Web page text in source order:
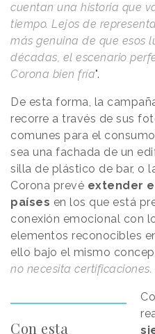
cuentan una historia que
tiempo. Lejos de
más genuina de que esos
décadas, el escenario
Corona bien fría".
De esta forma, la
recorre a través de sus
comunes para el
sea una fachada de un
silla de plástico de bar, o
Corona prevé extender
países en los que está
conexión emocional con
elementos reconocibles
ello bajo el mismo
no necesita
Con esta